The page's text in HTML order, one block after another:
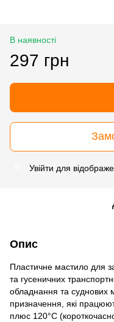
В наявності
297 грн
Увійти для
Опис
Пластичне мастило для
та гусеничних
обладнання та суднових
призначення, які
плюс 120°С